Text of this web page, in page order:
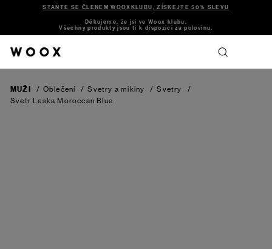
STAŇTE SE ČLENEM WOOXKLUBU, ZÍSKEJTE 50% SLEVU
Děkujeme, že jsi ve Woox klubu.
Všechny produkty jsou ti k dispozici za polovinu.
MUŽI / Oblečení / Svetry a mikiny / Svetry
/
Svetr Leska Moroccan Blue